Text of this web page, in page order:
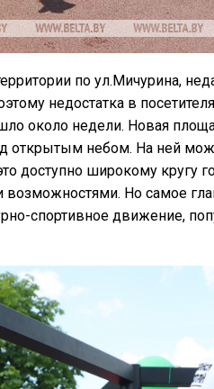
по ул.Мичурина,
недостатка в
около недели. Новая
открытым небом. На ней
доступно широкому кругу
Но самое
спортивное движение,